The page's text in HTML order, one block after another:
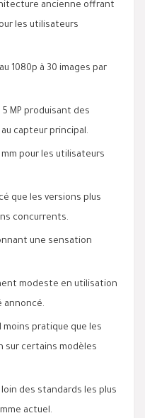
ancienne offrant
les utilisateurs
1080p à 30 images par
MP produisant des
capteur principal.
pour les utilisateurs
que les versions plus
concurrents.
une sensation
modeste en utilisation
annoncé.
pratique que les
sur certains modèles
des standards les plus
actuel.